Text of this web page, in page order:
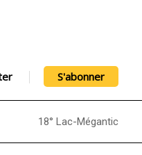
S'abonner
18° Lac-Mégantic